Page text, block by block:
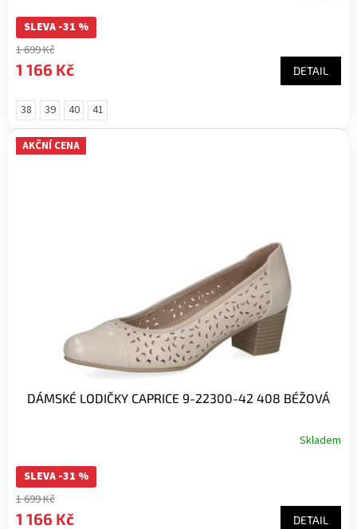
SLEVA -31 %
1 699 Kč
1 166 Kč DETAIL
38 39 40 41
AKČNÍ CENA
DÁMSKÉ LODIČKY CAPRICE 9-22300-42 408 BÉŽOVÁ
Skladem
SLEVA -31 %
1 699 Kč
1 166 Kč DETAIL